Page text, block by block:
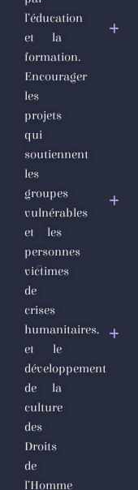
l’éducation
et la
formation.
Encourager
les
projets
qui
soutiennent
les
groupes
vulnérables
et les
personnes
victimes
de
crises
humanitaires,
et le
développement
de la
culture
des
Droits
de
l’Homme